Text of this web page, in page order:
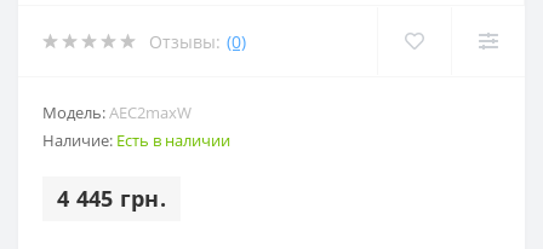
Отзывы: (0)
Модель:AEC2maxW
Наличие: Есть в наличии
4 445 грн.